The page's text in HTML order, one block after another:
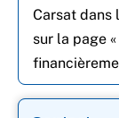
Carsat dans
sur la page